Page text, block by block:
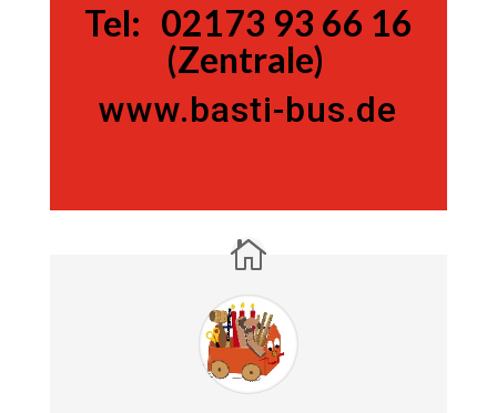
Tel: 02173 93 66 16
(Zentrale)
www.basti-bus.de